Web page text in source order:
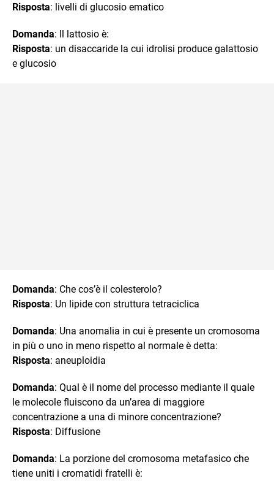
Risposta: livelli di glucosio ematico
Domanda: Il lattosio è:
Risposta: un disaccaride la cui idrolisi produce galattosio
e glucosio
Domanda: Che cos’è il colesterolo?
Risposta: Un lipide con struttura tetraciclica
Domanda: Una anomalia in cui è presente un cromosoma
in più o uno in meno rispetto al normale è detta:
Risposta: aneuploidia
Domanda: Qual è il nome del processo mediante il quale
le molecole fluiscono da un’area di maggiore
concentrazione a una di minore concentrazione?
Risposta: Diffusione
Domanda: La porzione del cromosoma metafasico che
tiene uniti i cromatidi fratelli è: